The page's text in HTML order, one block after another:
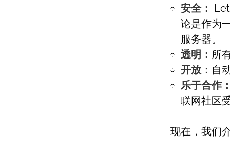
安全：
论是作为
服务器。
透明： 所
开放： 自
乐于合作
联网社区
现在，我们